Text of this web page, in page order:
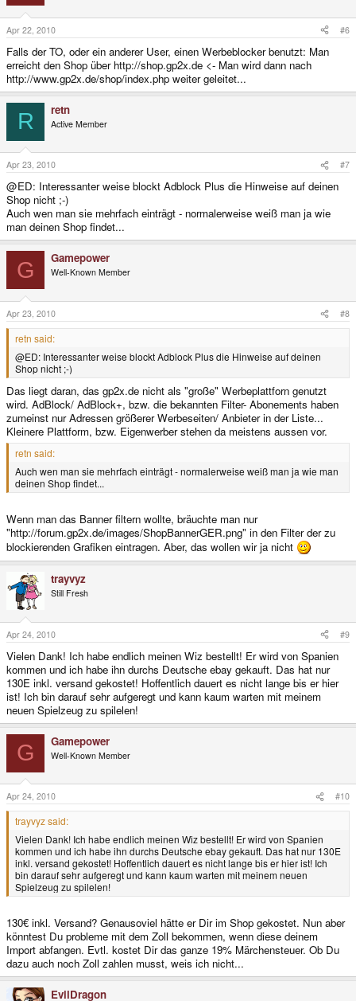
Apr 22, 2010 #6
Falls der TO, oder ein anderer User, einen Werbeblocker benutzt: Man
erreicht den Shop über http://shop.gp2x.de <- Man wird dann nach
http://www.gp2x.de/shop/index.php weiter geleitet...
R retn
Active Member
Apr 23, 2010 #7
@ED: Interessanter weise blockt Adblock Plus die Hinweise auf deinen
Shop nicht ;-)
Auch wen man sie mehrfach einträgt - normalerweise weiß man ja wie
man deinen Shop findet...
G Gamepower
Well-Known Member
Apr 23, 2010 #8
retn said:
@ED: Interessanter weise blockt Adblock Plus die Hinweise auf deinen
Shop nicht ;-)
Das liegt daran, das gp2x.de nicht als "große" Werbeplattforn genutzt
wird. AdBlock/ AdBlock+, bzw. die bekannten Filter- Abonements haben
zumeinst nur Adressen größerer Werbeseiten/ Anbieter in der Liste...
Kleinere Plattform, bzw. Eigenwerber stehen da meistens aussen vor.
retn said:
Auch wen man sie mehrfach einträgt - normalerweise weiß man ja wie man
deinen Shop findet...
Wenn man das Banner filtern wollte, bräuchte man nur
"http://forum.gp2x.de/images/ShopBannerGER.png" in den Filter der zu
blockierenden Grafiken eintragen. Aber, das wollen wir ja nicht
trayvyz
Still Fresh
Apr 24, 2010 #9
Vielen Dank! Ich habe endlich meinen Wiz bestellt! Er wird von Spanien
kommen und ich habe ihn durchs Deutsche ebay gekauft. Das hat nur
130E inkl. versand gekostet! Hoffentlich dauert es nicht lange bis er hier
ist! Ich bin darauf sehr aufgeregt und kann kaum warten mit meinem
neuen Spielzeug zu spilelen!
G Gamepower
Well-Known Member
Apr 24, 2010 #10
trayvyz said:
Vielen Dank! Ich habe endlich meinen Wiz bestellt! Er wird von Spanien
kommen und ich habe ihn durchs Deutsche ebay gekauft. Das hat nur 130E
inkl. versand gekostet! Hoffentlich dauert es nicht lange bis er hier ist! Ich
bin darauf sehr aufgeregt und kann kaum warten mit meinem neuen
Spielzeug zu spilelen!
130€ inkl. Versand? Genausoviel hätte er Dir im Shop gekostet. Nun aber
könntest Du probleme mit dem Zoll bekommen, wenn diese deinem
Import abfangen. Evtl. kostet Dir das ganze 19% Märchensteuer. Ob Du
dazu auch noch Zoll zahlen musst, weis ich nicht...
EvilDragon